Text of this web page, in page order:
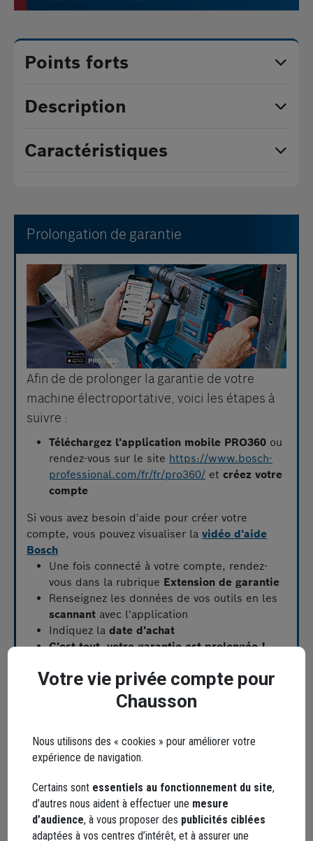
Points forts
Description
Caractéristiques
Prolongation de garantie
Afin de de prolonger la garantie de votre
machine électroportative, voici les étapes à
suivre :
Téléchargez l'application mobile PRO360 ou
rendez-vous sur le site https://www.bosch-
professional.com/fr/fr/pro360/ et créez votre
compte
Si vous avez besoin d'aide pour créer votre
compte, vous pouvez visualiser la vidéo d'aide
Bosch
Une fois connecté à votre compte, rendez-
vous dans la rubrique Extension de garantie
Renseignez les données de vos outils en les
scannant avec l'application
Indiquez la date d'achat
C'est tout, votre garantie est prolongée !
Les outils déclarés sont visibles dans votre
compte et vous pouvez y télécharger votre
Si vous avez besoin d'aide pour déclarer votre
machine, vous pouvez visualiser lavidéo d'aide
Bosch
Votre vie privée compte pour
Chausson
Nous utilisons des « cookies » pour améliorer votre
expérience de navigation.
Certains sont essentiels au fonctionnement du site,
d’autres nous aident à effectuer une mesure
d’audience, à vous proposer des publicités ciblées
adaptées à vos centres d’intérêt, et à assurer une